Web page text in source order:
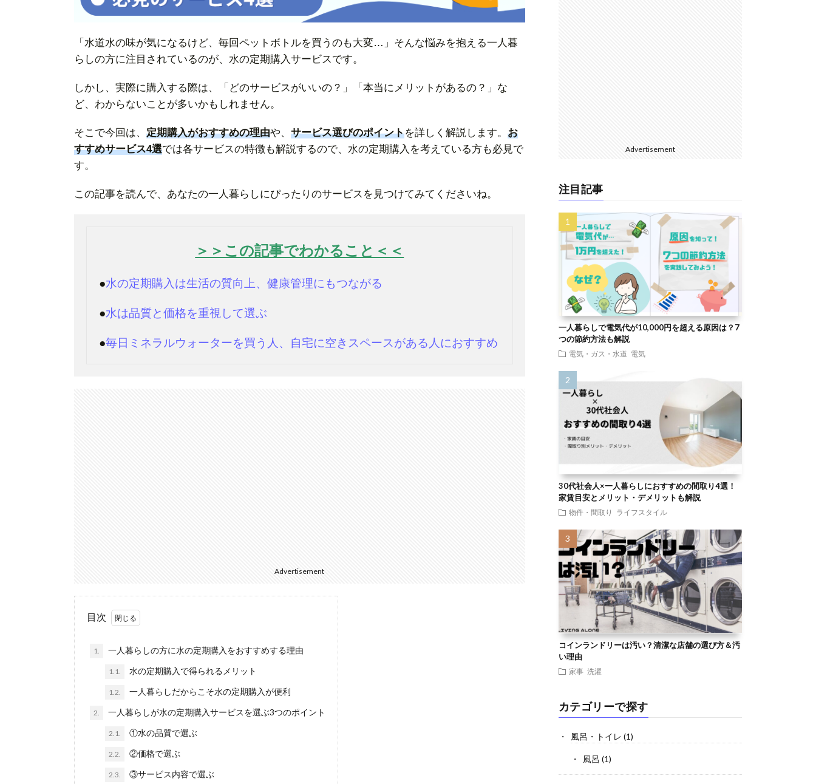
「水道水の味が気になるけど、毎回ペットボトルを買うのも大変…」そんな悩みを抱える一人暮
らしの方に注目されているのが、水の定期購入サービスです。
しかし、実際に購入する際は、「どのサービスがいいの？」「本当にメリットがあるの？」な
ど、わからないことが多いかもしれません。
そこで今回は、 定期購入がおすすめの理由や、 サービス選びのポイントを詳しく解説します。 お
すすめサービス4選では各サービスの特徴も解説するので、水の定期購入を考えている方も必見で
す。
この記事を読んで、あなたの一人暮らしにぴったりのサービスを見つけてみてくださいね。
＞＞この記事でわかること＜＜
●水の定期購入は生活の質向上、健康管理にもつながる
●水は品質と価格を重視して選ぶ
●毎日ミネラルウォーターを買う人、自宅に空きスペースがある人におすすめ
Advertisement
目次
1. 一人暮らしの方に水の定期購入をおすすめする理由
1.1. 水の定期購入で得られるメリット
1.2. 一人暮らしだからこそ水の定期購入が便利
2. 一人暮らしが水の定期購入サービスを選ぶ3つのポイント
2.1. ①水の品質で選ぶ
2.2. ②価格で選ぶ
2.3. ③サービス内容で選ぶ
Advertisement
注目記事
一人暮らしで電気代が10,000円を超える原因は？7
つの節約方法も解説
電気・ガス・水道 電気
30代社会人×一人暮らしにおすすめの間取り4選！
家賃目安とメリット・デメリットも解説
物件・間取り ライフスタイル
コインランドリーは汚い？清潔な店舗の選び方＆汚
い理由
家事 洗濯
カテゴリーで探す
風呂・トイレ (1)
風呂 (1)